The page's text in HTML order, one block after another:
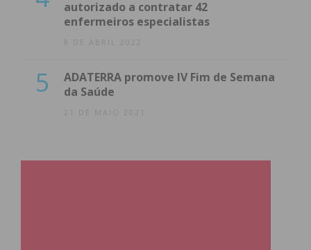
autorizado a contratar 42
enfermeiros especialistas
8 DE ABRIL 2022
5
ADATERRA promove IV Fim de Semana
da Saúde
21 DE MAIO 2021